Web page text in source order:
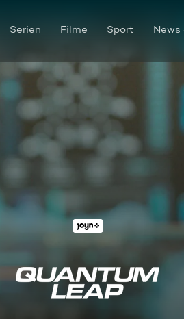
Serien Filme Sport News